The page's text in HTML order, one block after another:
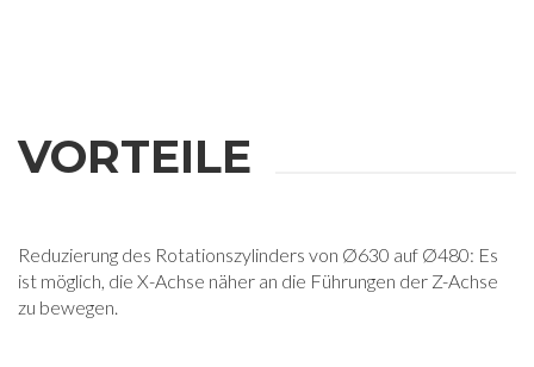
VORTEILE
Reduzierung des Rotationszylinders von Ø630 auf Ø480: Es
ist möglich, die X-Achse näher an die Führungen der Z-Achse
zu bewegen.